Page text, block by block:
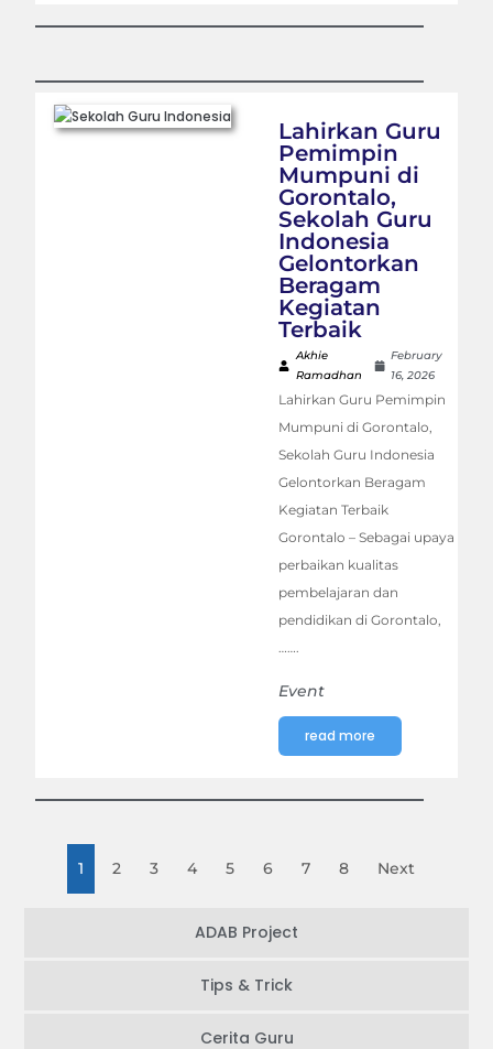
ADAB Project
Tips & Trick
Cerita Guru
Lahirkan Guru
Pemimpin
Mumpuni di
Gorontalo,
Sekolah Guru
Indonesia
Gelontorkan
Beragam
Kegiatan
Terbaik
Akhie
Ramadhan
February
16, 2026
Lahirkan Guru Pemimpin
Mumpuni di Gorontalo,
Sekolah Guru Indonesia
Gelontorkan Beragam
Kegiatan Terbaik
Gorontalo – Sebagai upaya
perbaikan kualitas
pembelajaran dan
pendidikan di Gorontalo,
…….
Event
read more
1 2 3 4 5 6 7 8 Next